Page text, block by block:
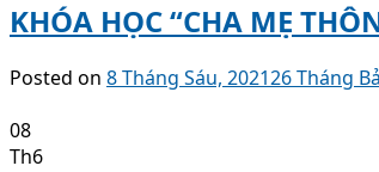
KHÓA HỌC “CHA MẸ
Posted on 8 Tháng Sáu, 202126 Tháng
08
Th6